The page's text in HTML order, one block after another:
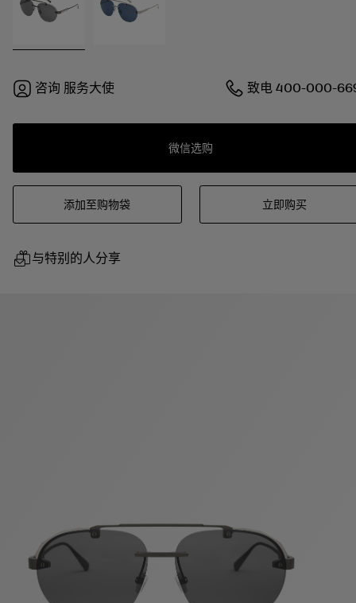
咨询 服务大使 致电400-000-
微信选购
添加至购物袋 立即购买
与特别的人分享